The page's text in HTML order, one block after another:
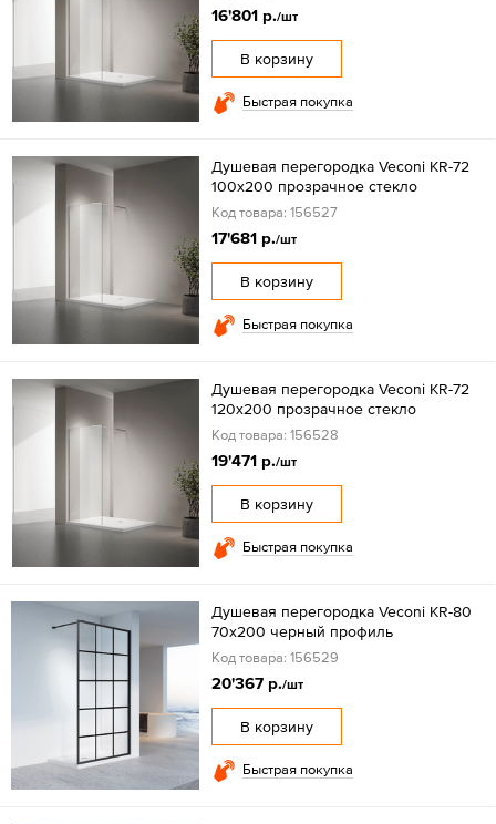
16'801 р./шт
В корзину
Быстрая покупка
Душевая перегородка Veconi KR-72
100x200 прозрачное стекло
Код товара: 156527
17'681 р./шт
В корзину
Быстрая покупка
Душевая перегородка Veconi KR-72
120x200 прозрачное стекло
Код товара: 156528
19'471 р./шт
В корзину
Быстрая покупка
Душевая перегородка Veconi KR-80
70х200 черный профиль
Код товара: 156529
20'367 р./шт
В корзину
Быстрая покупка